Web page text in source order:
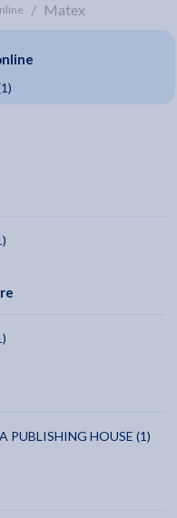
/ Matex
PUBLISHING HOUSE (1)